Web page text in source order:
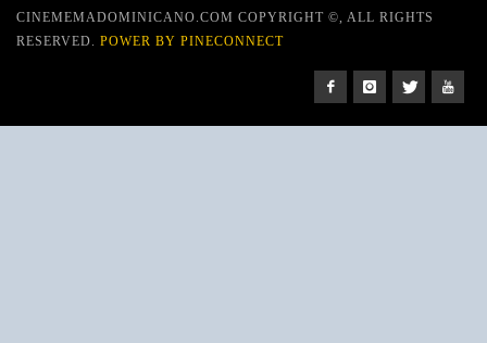
CINEMEMADOMINICANO.COM COPYRIGHT ©, ALL RIGHTS
RESERVED. POWER BY PINECONNECT